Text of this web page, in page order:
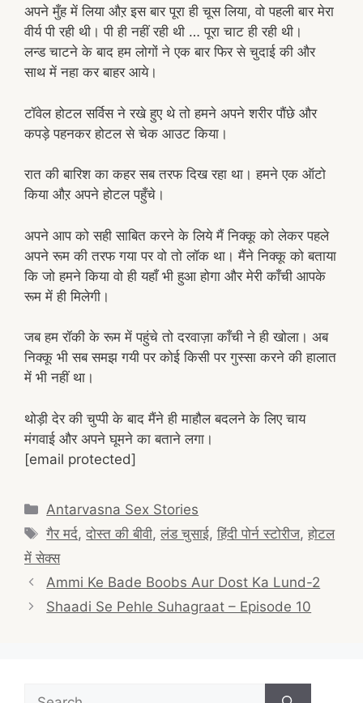
अपने मुँह में लिया औऱ इस बार पूरा ही चूस लिया, वो पहली बार मेरा
वीर्य पी रही थी। पी ही नहीं रही थी … पूरा चाट ही रही थी।
लन्ड चाटने के बाद हम लोगों ने एक बार फिर से चुदाई की और
साथ में नहा कर बाहर आये।
टॉवेल होटल सर्विस ने रखे हुए थे तो हमने अपने शरीर पौंछे और
कपड़े पहनकर होटल से चेक आउट किया।
रात की बारिश का कहर सब तरफ दिख रहा था। हमने एक ऑटो
किया औऱ अपने होटल पहुँचे।
अपने आप को सही साबित करने के लिये मैं निक्कू को लेकर पहले
अपने रूम की तरफ गया पर वो तो लॉक था। मैंने निक्कू को बताया
कि जो हमने किया वो ही यहाँ भी हुआ होगा और मेरी काँची आपके
रूम में ही मिलेगी।
जब हम रॉकी के रूम में पहुंचे तो दरवाज़ा काँची ने ही खोला। अब
निक्कू भी सब समझ गयी पर कोई किसी पर गुस्सा करने की हालात
में भी नहीं था।
थोड़ी देर की चुप्पी के बाद मैंने ही माहौल बदलने के लिए चाय
मंगवाई और अपने घूमने का बताने लगा।
[email protected]
Categories
Antarvasna Sex Stories
Tags
गैर मर्द,दोस्त की बीवी,लंड चुसाई,हिंदी पोर्न स्टोरीज,होटल
में सेक्स
Post
navigation
Ammi Ke Bade Boobs Aur Dost Ka Lund-2
Shaadi Se Pehle Suhagraat – Episode 10